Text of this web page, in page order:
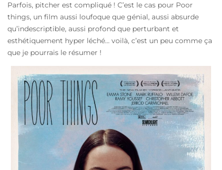
Parfois, pitcher est compliqué ! C’est le cas pour Poor
things, un film aussi loufoque que génial, aussi absurde
qu’indescriptible, aussi profond que perturbant et
esthétiquement hyper léché… voilà, c’est un peu comme ça
que je pourrais le résumer !